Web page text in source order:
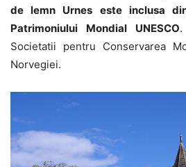
de lemn Urnes este inclusa
Patrimoniului Mondial UNESCO
Societatii pentru Conservarea
Norvegiei.